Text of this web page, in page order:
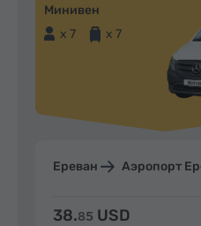
Минивен
x 7
x 7
Ереван Аэропорт
38.85 USD